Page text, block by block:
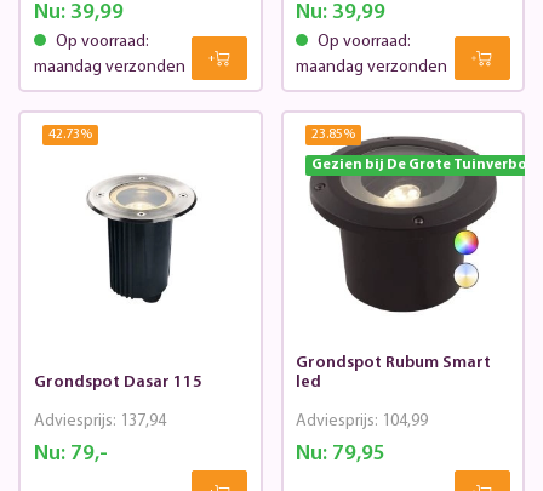
Nu:39,99
Op voorraad:
maandag verzonden
Nu: 39,99
Op voorraad:
maandag verzonden
42.73%
Grondspot Dasar 115
Nu:79,-
Adviesprijs: 137,94
23.85%
Gezien bij De Grote
Grondspot Rubum Smart
led
Nu: 79,95
Adviesprijs: 104,99